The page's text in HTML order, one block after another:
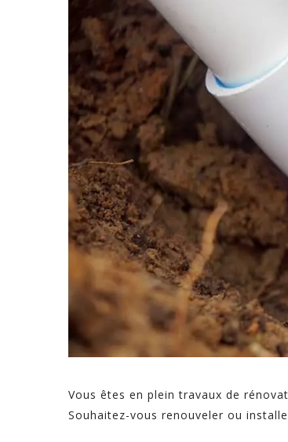
Vous êtes en plein travaux de
Souhaitez-vous renouveler ou